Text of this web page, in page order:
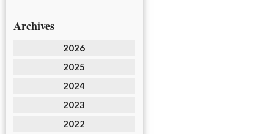
Archives
2026
2025
2024
2023
2022